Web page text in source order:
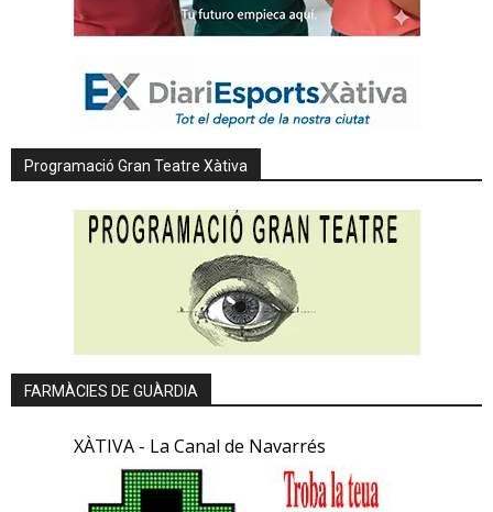
Programació Gran Teatre Xàtiva
FARMÀCIES DE GUÀRDIA
XÀTIVA - La Canal de Navarrés